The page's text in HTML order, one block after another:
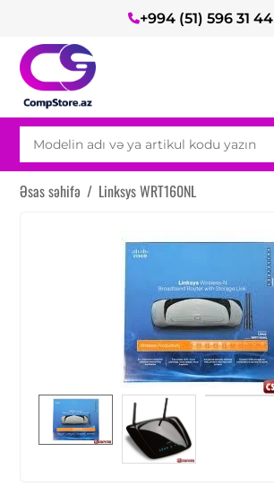
+994 (51) 596 31 44
Əsas səhifə / Linksys WRT160NL